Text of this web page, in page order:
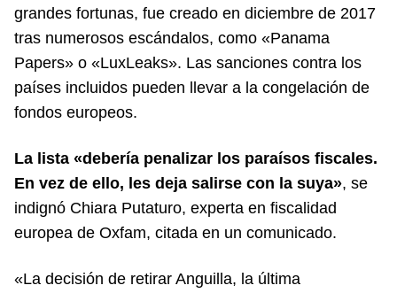
grandes fortunas, fue creado en diciembre de 2017
tras numerosos escándalos, como «Panama
Papers» o «LuxLeaks». Las sanciones contra los
países incluidos pueden llevar a la congelación de
fondos europeos.
La lista «debería penalizar los paraísos fiscales.
En vez de ello, les deja salirse con la suya», se
indignó Chiara Putaturo, experta en fiscalidad
europea de Oxfam, citada en un comunicado.
«La decisión de retirar Anguilla, la última